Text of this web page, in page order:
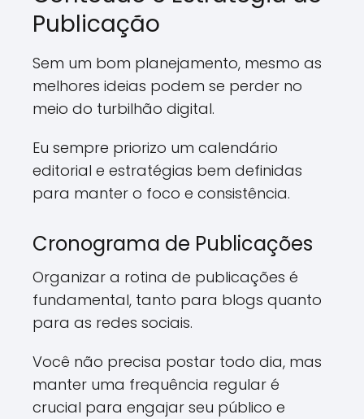
Publicação
Sem um bom planejamento, mesmo as
melhores ideias podem se perder no
meio do turbilhão digital.
Eu sempre priorizo um calendário
editorial e estratégias bem definidas
para manter o foco e consistência.
Cronograma de Publicações
Organizar a rotina de publicações é
fundamental, tanto para blogs quanto
para as redes sociais.
Você não precisa postar todo dia, mas
manter uma frequência regular é
crucial para engajar seu público e